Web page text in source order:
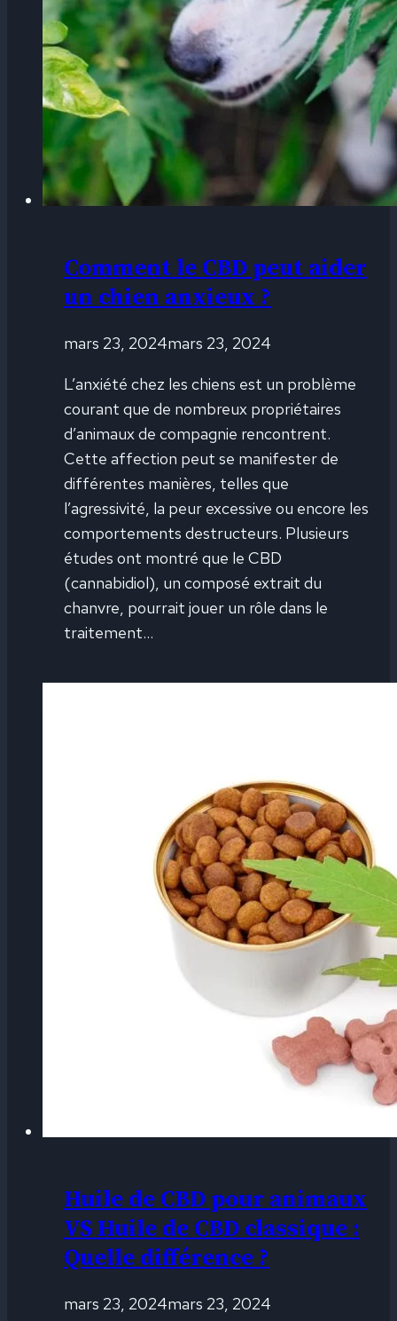
Comment le CBD peut aider
un chien anxieux ?
mars 23, 2024mars 23, 2024
L’anxiété chez les chiens est un problème
courant que de nombreux propriétaires
d’animaux de compagnie rencontrent.
Cette affection peut se manifester de
différentes manières, telles que
l’agressivité, la peur excessive ou encore les
comportements destructeurs. Plusieurs
études ont montré que le CBD
(cannabidiol), un composé extrait du
chanvre, pourrait jouer un rôle dans le
traitement…
Huile de CBD pour animaux
VS Huile de CBD classique :
Quelle différence ?
mars 23, 2024mars 23, 2024